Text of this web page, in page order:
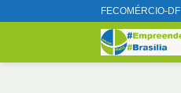
FECOMÉRCIO-DF